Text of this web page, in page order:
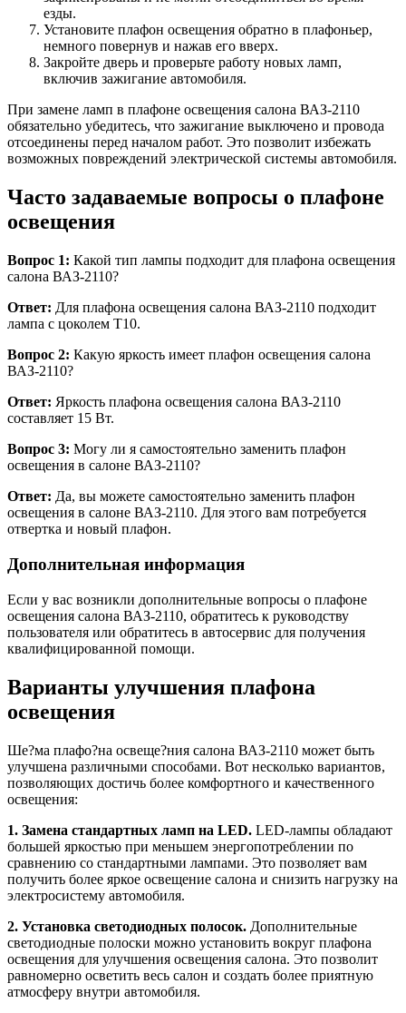
езды.
Установите плафон освещения обратно в плафоньер,
немного повернув и нажав его вверх.
Закройте дверь и проверьте работу новых ламп,
включив зажигание автомобиля.
При замене ламп в плафоне освещения салона ВАЗ-2110
обязательно убедитесь, что зажигание выключено и провода
отсоединены перед началом работ. Это позволит избежать
возможных повреждений электрической системы автомобиля.
Часто задаваемые вопросы о плафоне
освещения
Вопрос 1: Какой тип лампы подходит для плафона освещения
салона ВАЗ-2110?
Ответ: Для плафона освещения салона ВАЗ-2110 подходит
лампа с цоколем T10.
Вопрос 2: Какую яркость имеет плафон освещения салона
ВАЗ-2110?
Ответ: Яркость плафона освещения салона ВАЗ-2110
составляет 15 Вт.
Вопрос 3: Могу ли я самостоятельно заменить плафон
освещения в салоне ВАЗ-2110?
Ответ: Да, вы можете самостоятельно заменить плафон
освещения в салоне ВАЗ-2110. Для этого вам потребуется
отвертка и новый плафон.
Дополнительная информация
Если у вас возникли дополнительные вопросы о плафоне
освещения салона ВАЗ-2110, обратитесь к руководству
пользователя или обратитесь в автосервис для получения
квалифицированной помощи.
Варианты улучшения плафона
освещения
Ше?ма плафо?на освеще?ния салона ВАЗ-2110 может быть
улучшена различными способами. Вот несколько вариантов,
позволяющих достичь более комфортного и качественного
освещения:
1. Замена стандартных ламп на LED. LED-лампы обладают
большей яркостью при меньшем энергопотреблении по
сравнению со стандартными лампами. Это позволяет вам
получить более яркое освещение салона и снизить нагрузку на
электросистему автомобиля.
2. Установка светодиодных полосок. Дополнительные
светодиодные полоски можно установить вокруг плафона
освещения для улучшения освещения салона. Это позволит
равномерно осветить весь салон и создать более приятную
атмосферу внутри автомобиля.